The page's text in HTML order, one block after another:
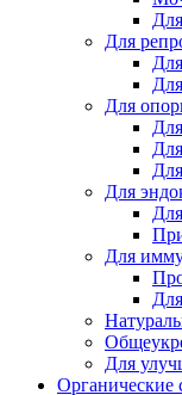
Для
Для
Для
Для
Для
Органические